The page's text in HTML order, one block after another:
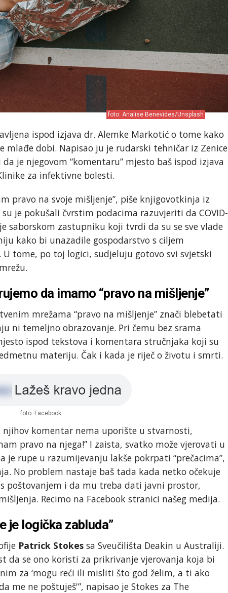
foto: Analise Benevides/Unsplash
ispod izjava dr. Alemke Markotić o tome kako
mlađe dobi. Napisao ju je rudarski tehničar iz Zenice
je njegovom “komentaru” mjesto baš ispod izjava
za infektivne bolesti.
pravo na svoje mišljenje”, piše knjigovotkinja iz
je pokušali čvrstim podacima razuvjeriti da COVID-
saborskom zastupniku koji tvrdi da su se sve vlade
kako bi unazadile gospodarstvo s ciljem
tome, po toj logici, sudjeluju gotovo svi svjetski
da imamo “pravo na mišljenje”
mrežama “pravo na mišljenje” znači blebetati
ni temeljno obrazovanje. Pri čemu bez srama
ispod tekstova i komentara stručnjaka koji su
materiju. Čak i kada je riječ o životu i smrti.
foto: Facebook
komentar nema uporište u stvarnosti,
pravo na njega!” I zaista, svatko može vjerovati u
je rupe u razumijevanju lakše pokrpati “prečacima”,
No problem nastaje baš tada kada netko očekuje
poštovanjem i da mu treba dati javni prostor,
Recimo na Facebook stranici našeg medija.
je logička zabluda”
Patrick Stokes sa Sveučilišta Deakin u Australiji.
da se ono koristi za prikrivanje vjerovanja koja bi
za ‘mogu reći ili misliti što god želim, a ti ako
me ne poštuješ'”, napisao je Stokes za The